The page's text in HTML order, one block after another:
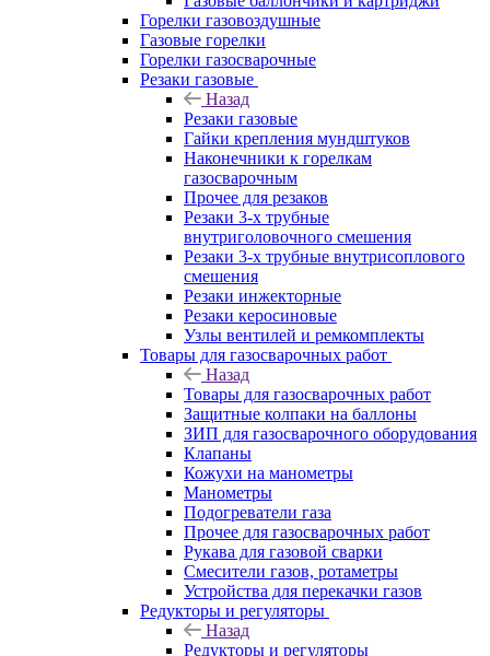
Горелки газовоздушные
Газовые горелки
Горелки газосварочные
Резаки газовые
Назад
Резаки газовые
Гайки крепления мундштуков
Наконечники к горелкам
газосварочным
Прочее для резаков
Резаки 3-х трубные
внутриголовочного смешения
Резаки 3-х трубные внутрисоплового
смешения
Резаки инжекторные
Резаки керосиновые
Узлы вентилей и ремкомплекты
Товары для газосварочных работ
Назад
Товары для газосварочных работ
Защитные колпаки на баллоны
ЗИП для газосварочного оборудования
Клапаны
Кожухи на манометры
Манометры
Подогреватели газа
Прочее для газосварочных работ
Рукава для газовой сварки
Смесители газов, ротаметры
Устройства для перекачки газов
Редукторы и регуляторы
Назад
Редукторы и регуляторы